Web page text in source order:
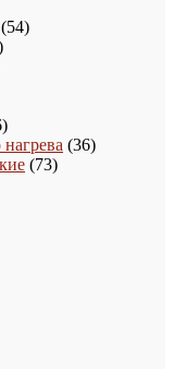
5454
26
товаров
3636
7373